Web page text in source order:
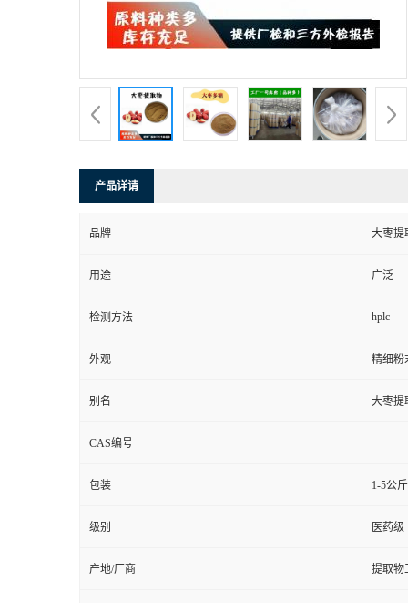
产品详请
品牌 大枣提
用途 广泛
检测方法 hplc
外观 精细粉
别名 大枣提
CAS编号
包装 1-5公
级别 医药级
产地/厂商 提取物